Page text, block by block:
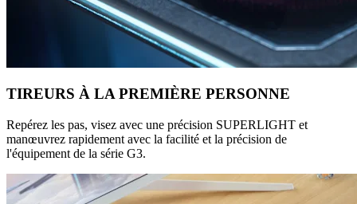
TIREURS À LA PREMIÈRE PERSONNE
Repérez les pas, visez avec une précision SUPERLIGHT et
manœuvrez rapidement avec la facilité et la précision de
l'équipement de la série G3.